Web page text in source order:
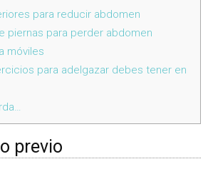
para reducir abdomen
piernas para perder abdomen
móviles
para adelgazar debes tener en
previo